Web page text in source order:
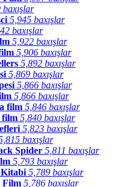
baxışlar
5,945 baxışlar
baxışlar
5,922 baxışlar
5,906 baxışlar
5,892 baxışlar
5,869 baxışlar
5,866 baxışlar
5,866 baxışlar
film 5,846 baxışlar
film 5,840 baxışlar
5,823 baxışlar
baxışlar
Spider 5,811 baxışlar
5,793 baxışlar
Kitabi 5,789 baxışlar
Film 5,786 baxışlar